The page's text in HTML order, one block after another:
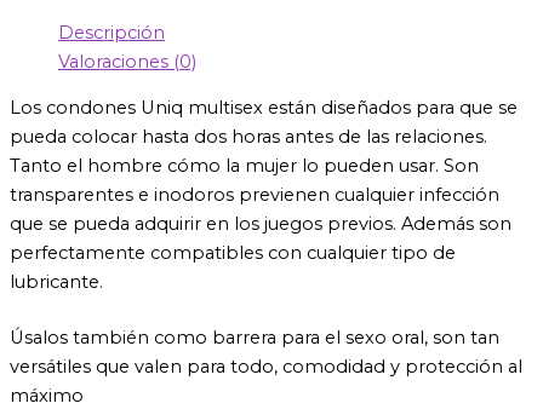
Descripción
Valoraciones (0)
Los condones Uniq multisex están diseñados para que se
pueda colocar hasta dos horas antes de las relaciones.
Tanto el hombre cómo la mujer lo pueden usar. Son
transparentes e inodoros previenen cualquier infección
que se pueda adquirir en los juegos previos. Además son
perfectamente compatibles con cualquier tipo de
lubricante.
Úsalos también como barrera para el sexo oral, son tan
versátiles que valen para todo, comodidad y protección al
máximo